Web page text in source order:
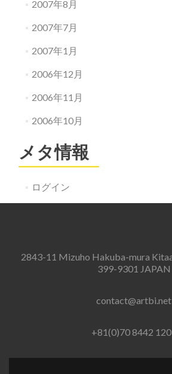
2007年8月
2007年7月
2007年1月
2006年12月
2006年11月
2006年10月
メタ情報
ログイン
2843-11 Mizuho Hakuba-mura
399-9301 JAPAN
contact@artbi.net
+81(0)70 8442